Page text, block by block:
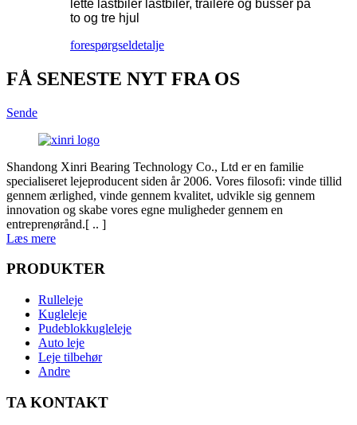
lette lastbiler lastbiler, trailere og busser på
to og tre hjul
forespørgseldetalje
FÅ SENESTE NYT FRA OS
Sende
Shandong Xinri Bearing Technology Co., Ltd er en familie
specialiseret lejeproducent siden år 2006. Vores filosofi: vinde tillid
gennem ærlighed, vinde gennem kvalitet, udvikle sig gennem
innovation og skabe vores egne muligheder gennem en
entreprenørånd.[ .. ]
Læs mere
PRODUKTER
Rulleleje
Kugleleje
Pudeblokkugleleje
Auto leje
Leje tilbehør
Andre
TA KONTAKT